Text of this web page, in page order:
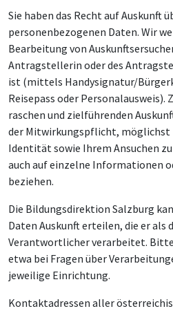
Sie haben das Recht auf Auskunft
personenbezogenen Daten. Wir
Bearbeitung von
Antragstellerin oder des
ist (mittels Handysignatur/
Reisepass oder
raschen und zielführenden
der Mitwirkungspflicht, möglichst
Identität sowie Ihrem Ansuchen
auch auf einzelne Informationen
beziehen.
Die Bildungsdirektion Salzburg
Daten Auskunft erteilen, die er
Verantwortlicher verarbeitet. Bitte
etwa bei Fragen über
jeweilige Einrichtung.
Kontaktadressen aller